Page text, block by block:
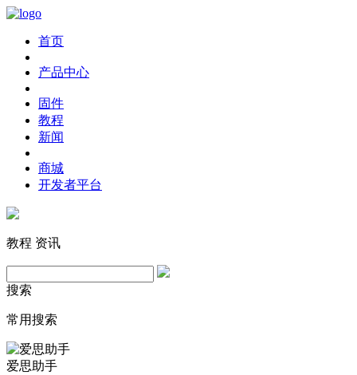
首页
产品中心
固件
教程
新闻
商城
开发者平台
教程 资讯
搜索
常用搜索
爱思助手